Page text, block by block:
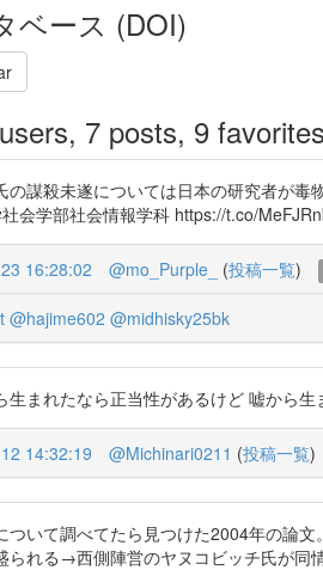
ベース (DOI)
7 posts, 9
の謀殺未遂については日本の研究者が
会学部社会情報学科 https://t.co/
16:28:02 @mo_Purple_ (投稿一覧)
@hajime602 @midhisky25bk
生まれたなら正当性があるけど 嘘から
14:32:19 @Michinari0211 (投稿一覧)
ついて調べてたら見つけた2004年の論
られる→西側陣営のヤヌコビッチ氏が